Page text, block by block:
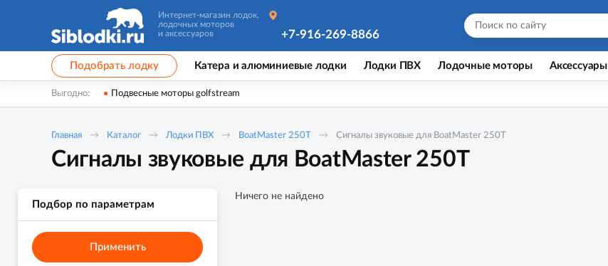
Интернет-магазин лодок,
лодочных моторов
и аксессуаров
+7-916-269-8866
Подобрать лодку Катера и алюминиевые лодки Лодки ПВХ Лодочные моторы Аксессуары
Выгодно: Подвесные моторы golfstream
Главная Каталог Лодки ПВХ BoatMaster 250Т Сигналы звуковые для BoatMaster 250Т
Сигналы звуковые для BoatMaster 250Т
Подбор по параметрам
Применить
Ничего не найдено